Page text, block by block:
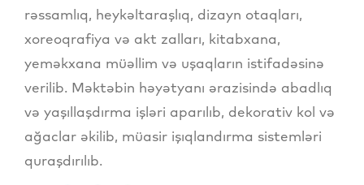
rəssamlıq, heykəltaraşlıq, dizayn otaqları,
xoreoqrafiya və akt zalları, kitabxana,
yeməkxana müəllim və uşaqların istifadəsinə
verilib. Məktəbin həyətyanı ərazisində abadlıq
və yaşıllaşdırma işləri aparılıb, dekorativ kol və
ağaclar əkilib, müasir işıqlandırma sistemləri
quraşdırılıb.